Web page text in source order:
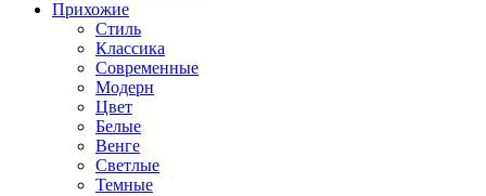
Прихожие
Стиль
Классика
Современные
Модерн
Цвет
Белые
Венге
Светлые
Темные